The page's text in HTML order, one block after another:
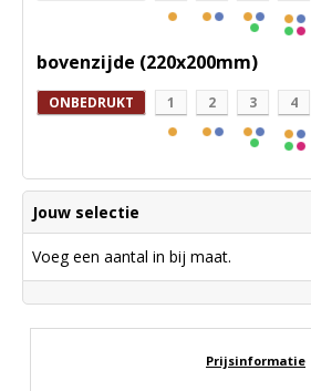
bovenzijde (220x200mm)
ONBEDRUKT 1 2 3 4
Jouw selectie
Voeg een aantal in bij maat.
Prijsinformatie